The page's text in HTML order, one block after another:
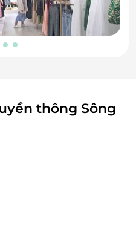
thông Sông